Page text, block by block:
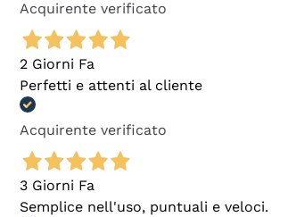
Acquirente verificato
2 Giorni Fa
Perfetti e attenti al cliente
Acquirente verificato
3 Giorni Fa
Semplice nell'uso, puntuali e veloci.